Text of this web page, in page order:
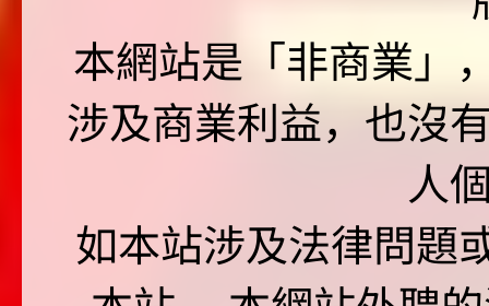
本網站是「非商業
涉及商業利益，也沒
人
如本站涉及法律問題